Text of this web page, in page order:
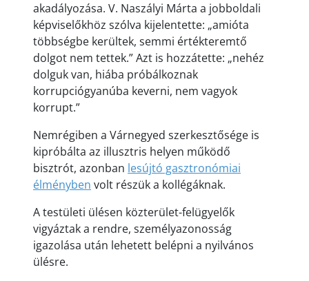
akadályozása. V. Naszályi Márta a jobboldali
képviselőkhöz szólva kijelentette: „amióta
többségbe kerültek, semmi értékteremtő
dolgot nem tettek.” Azt is hozzátette: „nehéz
dolguk van, hiába próbálkoznak
korrupciógyanúba keverni, nem vagyok
korrupt.”
Nemrégiben a Várnegyed szerkesztősége is
kipróbálta az illusztris helyen működő
bisztrót, azonban lesújtó gasztronómiai
élményben volt részük a kollégáknak.
A testületi ülésen közterület-felügyelők
vigyáztak a rendre, személyazonosság
igazolása után lehetett belépni a nyilvános
ülésre.